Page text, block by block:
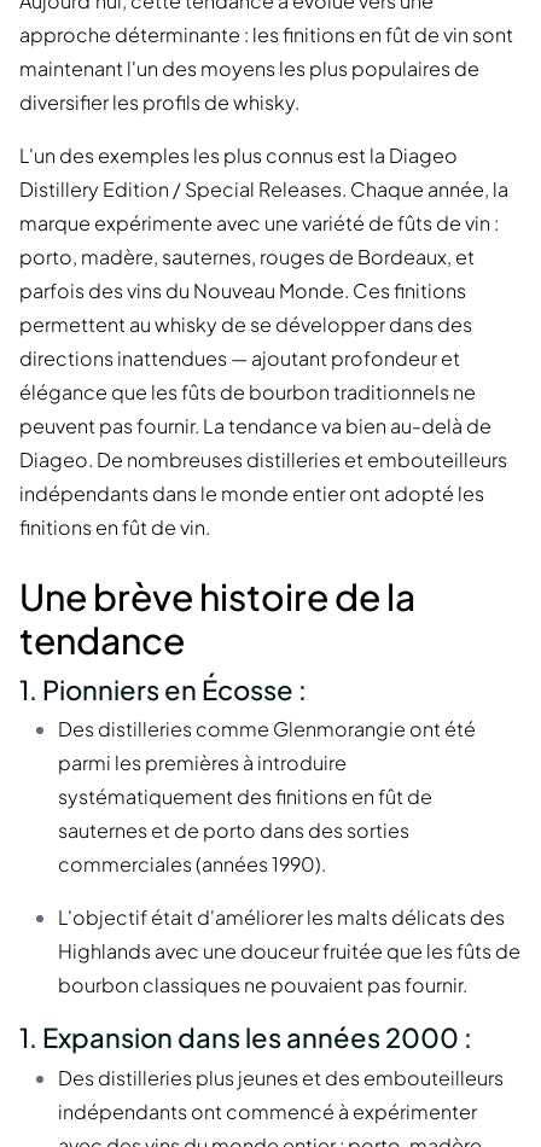
approche déterminante : les finitions en fût de vin sont
maintenant l'un des moyens les plus populaires de
diversifier les profils de whisky.
L'un des exemples les plus connus est la Diageo
Distillery Edition / Special Releases. Chaque année, la
marque expérimente avec une variété de fûts de vin :
porto, madère, sauternes, rouges de Bordeaux, et
parfois des vins du Nouveau Monde. Ces finitions
permettent au whisky de se développer dans des
directions inattendues — ajoutant profondeur et
élégance que les fûts de bourbon traditionnels ne
peuvent pas fournir. La tendance va bien au-delà de
Diageo. De nombreuses distilleries et embouteilleurs
indépendants dans le monde entier ont adopté les
finitions en fût de vin.
Une brève histoire de la
tendance
1. Pionniers en Écosse :
Des distilleries comme Glenmorangie ont été
parmi les premières à introduire
systématiquement des finitions en fût de
sauternes et de porto dans des sorties
commerciales (années 1990).
L'objectif était d'améliorer les malts délicats des
Highlands avec une douceur fruitée que les fûts de
bourbon classiques ne pouvaient pas fournir.
1. Expansion dans les années 2000 :
Des distilleries plus jeunes et des embouteilleurs
indépendants ont commencé à expérimenter